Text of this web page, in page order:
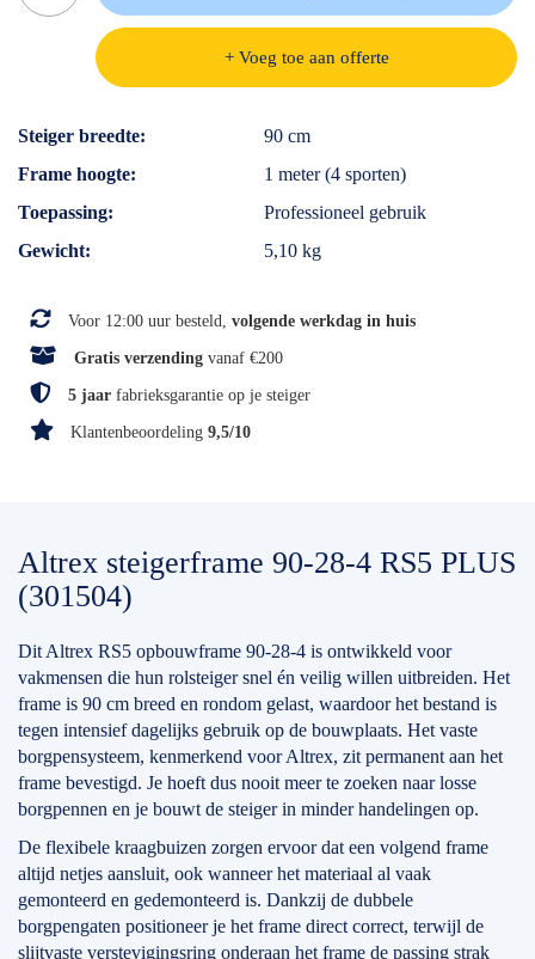
+ Voeg toe aan offerte
Specificaties
Steiger breedte
90 cm
Frame hoogte
1 meter (4 sporten)
Toepassing
Professioneel gebruik
Gewicht
5,10 kg
Voor 12:00 uur besteld, volgende werkdag in huis
Gratis verzending vanaf €200
5 jaar fabrieksgarantie op je steiger
Klantenbeoordeling 9,5/10
Altrex steigerframe 90-28-4 RS5 PLUS
(301504)
Dit Altrex RS5 opbouwframe 90-28-4 is ontwikkeld voor
vakmensen die hun rolsteiger snel én veilig willen uitbreiden. Het
frame is 90 cm breed en rondom gelast, waardoor het bestand is
tegen intensief dagelijks gebruik op de bouwplaats. Het vaste
borgpensysteem, kenmerkend voor Altrex, zit permanent aan het
frame bevestigd. Je hoeft dus nooit meer te zoeken naar losse
borgpennen en je bouwt de steiger in minder handelingen op.
De flexibele kraagbuizen zorgen ervoor dat een volgend frame
altijd netjes aansluit, ook wanneer het materiaal al vaak
gemonteerd en gedemonteerd is. Dankzij de dubbele
borgpengaten positioneer je het frame direct correct, terwijl de
slijtvaste verstevigingsring onderaan het frame de passing strak